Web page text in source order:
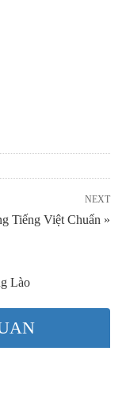
NEXT
Tiếng Việt Chuẩn »
Lào